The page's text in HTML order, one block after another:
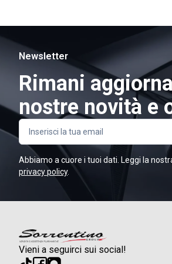
Newsletter
Rimani
nostre novità e
Abbiamo a cuore i tuoi dati. Leggi la
privacy policy.
Vieni a seguirci sui social!